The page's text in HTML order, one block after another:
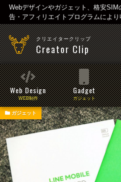
Webデザインやガジェット、格安
告・アフィリエイトプログラムにより
クリエイタークリップ
Creator Clip
Web Design
WEB制作
Gadget
ガジェット
ガジェット